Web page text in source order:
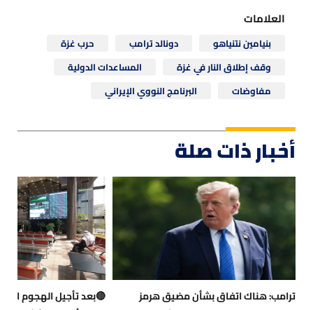
العلامات
بنيامين نتنياهو دونالد ترامب
حرب غزة
وقف إطلاق النار في غزة
المساعدات الدولية
مفاوضات
البرنامج النووي الإيراني
أخبار ذات صلة
ترامب: هناك اتفاق بشأن مضيق هرمز
🔴بعد تأجيل الهجوم